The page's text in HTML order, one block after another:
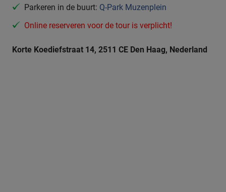
Parkeren in de buurt: Q-Park Muzenplein
Online reserveren voor de tour is verplicht!
Korte Koediefstraat 14, 2511 CE Den Haag, Nederland